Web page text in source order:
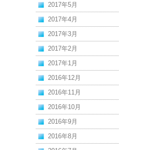
2017年5月
2017年4月
2017年3月
2017年2月
2017年1月
2016年12月
2016年11月
2016年10月
2016年9月
2016年8月